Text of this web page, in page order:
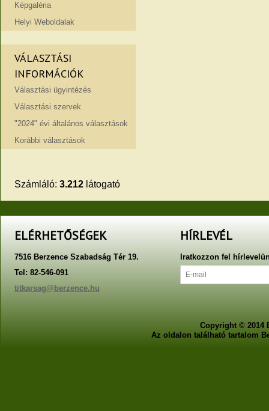
Képgaléria
Helyi Weboldalak
VÁLASZTÁSI
INFORMÁCIÓK
Választási ügyintézés
Választási szervek
"2024" évi általános választások
Korábbi választások
Számláló: 3.212látogató
ELÉRHETŐSÉGEK
7516 Berzence Szabadság Tér 19.
Tel: 82-546-091
titkarsag@berzence.hu
HÍRLEVÉL
Iratkozzon fel
Copyright © 2014
Az oldalon található tartalom